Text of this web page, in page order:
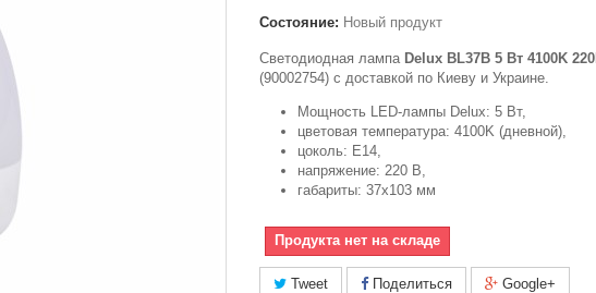
Состояние: Новый продукт
Светодиодная лампа Delux BL37B 5 Вт 4100K
(90002754) с доставкой по Киеву и Украине.
Мощность LED-лампы Delux: 5 Вт,
цветовая температура: 4100K (дневной),
цоколь: E14,
напряжение: 220 В,
габариты: 37х103 мм
Продукта нет на складе
Tweet Поделиться Google+